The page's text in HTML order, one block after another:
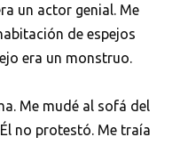
un actor genial. Me
de espejos
era un monstruo.
Me mudé al sofá del
no protestó. Me traía